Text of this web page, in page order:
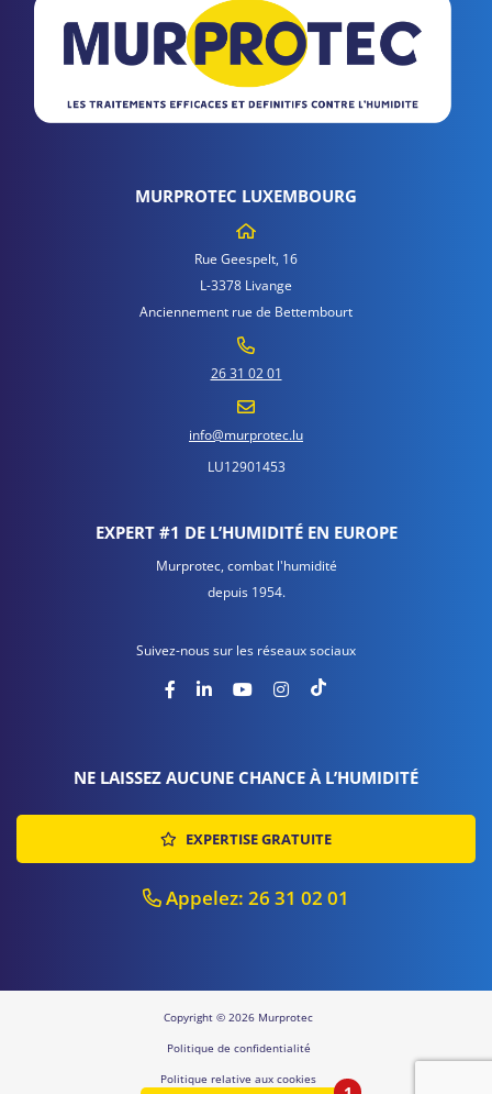
MURPROTEC LUXEMBOURG
Rue Geespelt, 16
L-3378 Livange
Anciennement rue de Bettembourt
26 31 02 01
info@murprotec.lu
LU12901453
EXPERT #1 DE L’HUMIDITÉ EN EUROPE
Murprotec, combat l'humidité
depuis 1954.
Suivez-nous sur les réseaux sociaux
NE LAISSEZ AUCUNE CHANCE À L’HUMIDITÉ
EXPERTISE GRATUITE
Appelez: 26 31 02 01
Copyright © 2026 Murprotec
Politique de confidentialité
Politique relative aux cookies